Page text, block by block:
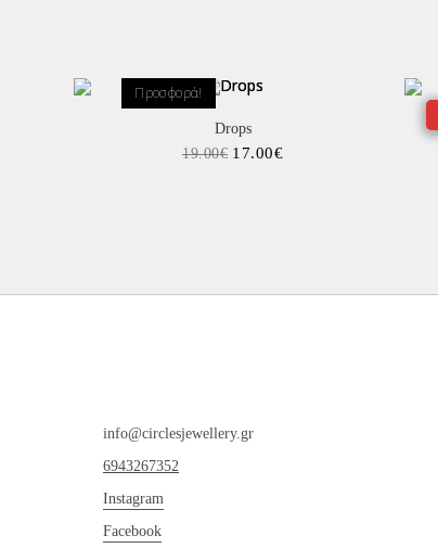
Προσφορά!
Drops
19.00€ 17.00€
info@circlesjewellery.gr
6943267352
Instagram
Facebook